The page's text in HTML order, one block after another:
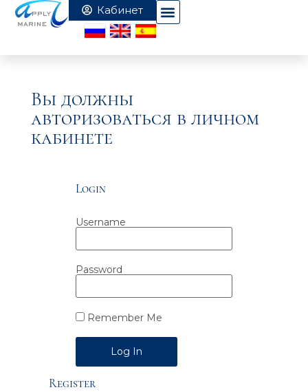
Вы должны
авторизоваться в личном
кабинете
Login
Username
Password
Remember Me
Alternative:
Register